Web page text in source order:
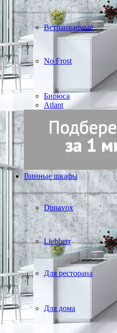
Встраиваемые
No Frost
Бирюса
Atlant
Винные шкафы
Dunavox
Liebherr
Для ресторана
Для дома